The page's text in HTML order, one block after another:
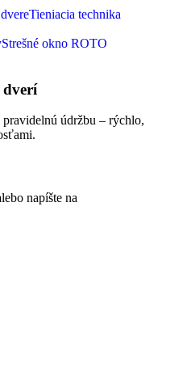
Tieniacia technika
Strešné okno ROTO
dverí
pravidelnú údržbu – rýchlo,
napíšte na